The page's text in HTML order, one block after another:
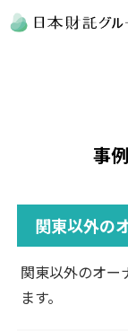
事
関東以外の
関東以外のオー
ます。